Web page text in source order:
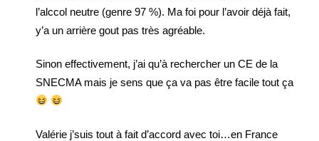
l’alccol neutre (genre 97 %). Ma foi pour l’avoir déjà fait,
y’a un arrière gout pas très agréable.
Sinon effectivement, j’ai qu’à rechercher un CE de la
SNECMA mais je sens que ça va pas être facile tout ça
Valérie j’suis tout à fait d’accord avec toi…en France